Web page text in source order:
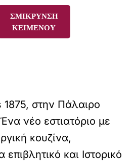
ΣΜΙΚΡΥΝΣΗ
ΚΕΙΜΕΝΟΥ
1875, στην Πάλαιρο
νέο εστιατόριο με
κουζίνα,
και Ιστορικό